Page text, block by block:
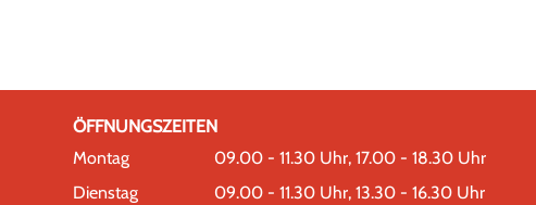
ÖFFNUNGSZEITEN
Montag
09.00 - 11.30 Uhr, 17.00 - 18.30 Uhr
Dienstag
09.00 - 11.30 Uhr, 13.30 - 16.30 Uhr